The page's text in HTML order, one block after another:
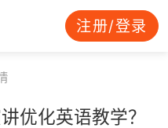
注册/登录
优化英语教学？